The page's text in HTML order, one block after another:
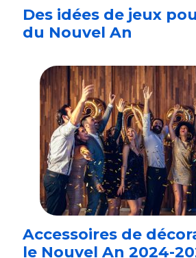
Des idées de jeux
du Nouvel An
Accessoires de
le Nouvel An 2024-